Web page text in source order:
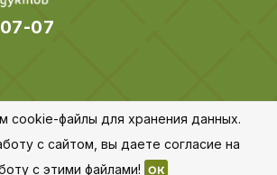
07
Карта сайта
cookie-файлы для хранения данных.
с сайтом, вы даете согласие на
с этими файлами!
OK